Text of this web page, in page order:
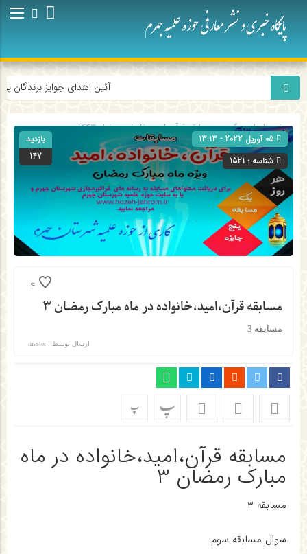
آئین اهدای جوایز برندگان
صفحه اصلی» گروه »مسابقه قرآن امید خانواده-رمضان1443
شناسه : 1521
بازدید
147
4
مسابقه قرآن،امید،خانواده در ماه مبارک رمضان ۳
مسابقه 3
ارسال توسط :master
پ پ
مسابقه قرآن،امید،خانواده در ماه
مبارک رمضان ۳
مسابقه ۳
سوال مسابقه سوم